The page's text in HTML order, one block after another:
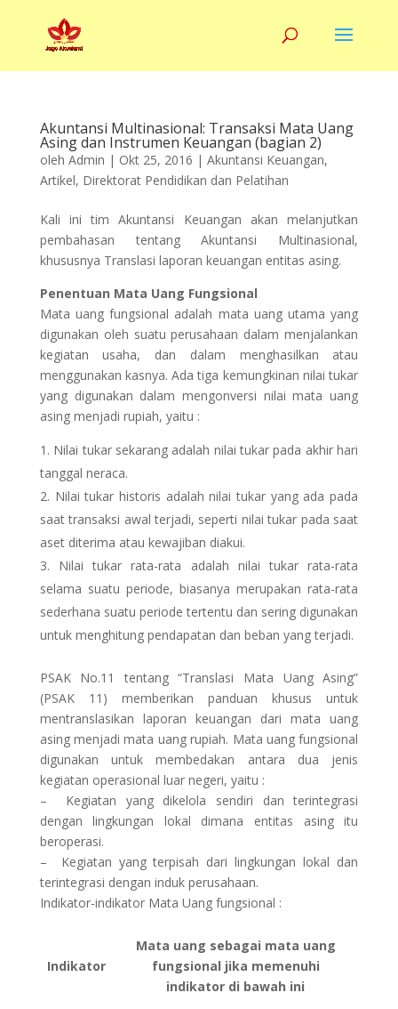
Akuntansi Multinasional: Transaksi Mata Uang
Asing dan Instrumen Keuangan (bagian 2)
oleh Admin | Okt 25, 2016 | Akuntansi Keuangan,
Artikel, Direktorat Pendidikan dan Pelatihan
Kali ini tim Akuntansi Keuangan akan melanjutkan
pembahasan tentang Akuntansi Multinasional,
khususnya Translasi laporan keuangan entitas asing.
Penentuan Mata Uang Fungsional
Mata uang fungsional adalah mata uang utama yang
digunakan oleh suatu perusahaan dalam menjalankan
kegiatan usaha, dan dalam menghasilkan atau
menggunakan kasnya. Ada tiga kemungkinan nilai tukar
yang digunakan dalam mengonversi nilai mata uang
asing menjadi rupiah, yaitu :
Nilai tukar sekarang adalah nilai tukar pada akhir hari
tanggal neraca.
Nilai tukar historis adalah nilai tukar yang ada pada
saat transaksi awal terjadi, seperti nilai tukar pada saat
aset diterima atau kewajiban diakui.
Nilai tukar rata-rata adalah nilai tukar rata-rata
selama suatu periode, biasanya merupakan rata-rata
sederhana suatu periode tertentu dan sering digunakan
untuk menghitung pendapatan dan beban yang terjadi.
PSAK No.11 tentang “Translasi Mata Uang Asing”
(PSAK 11) memberikan panduan khusus untuk
mentranslasikan laporan keuangan dari mata uang
asing menjadi mata uang rupiah. Mata uang fungsional
digunakan untuk membedakan antara dua jenis
kegiatan operasional luar negeri, yaitu :
– Kegiatan yang dikelola sendiri dan terintegrasi
dengan lingkungan lokal dimana entitas asing itu
beroperasi.
– Kegiatan yang terpisah dari lingkungan lokal dan
terintegrasi dengan induk perusahaan.
Indikator-indikator Mata Uang fungsional :
Indikator
Mata uang sebagai mata uang
fungsional jika memenuhi
indikator di bawah ini